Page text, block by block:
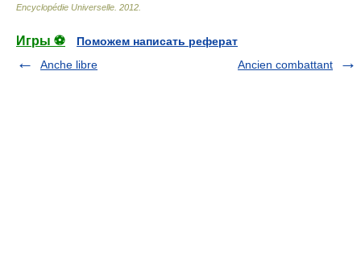
Encyclopédie Universelle 2012
Игры ⚽
Поможем написать реферат
Anche libre
Ancien combattant